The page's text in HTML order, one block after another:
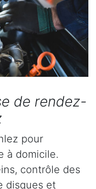
de rendez-
pour
à domicile.
contrôle des
disques et